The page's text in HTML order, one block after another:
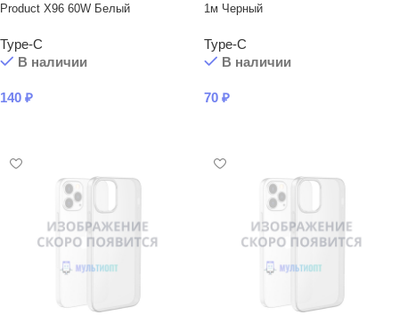
Product X96 60W Белый
Type-C
В наличии
140 ₽
1м Черный
Type-C
В наличии
70 ₽